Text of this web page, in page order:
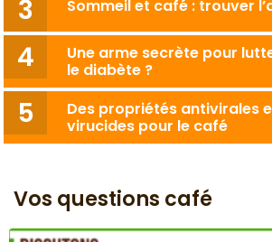
Sommeil et café : trouver
Une arme secrète pour
le diabète ?
Des propriétés antivirales
virucides pour le café
Vos questions café